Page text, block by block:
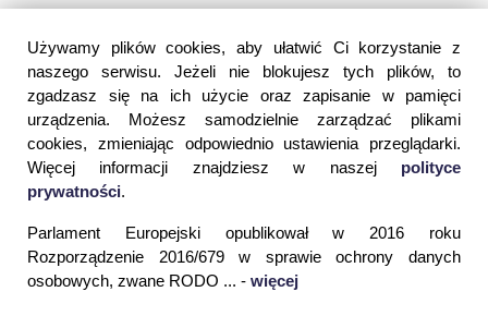
Używamy plików cookies, aby ułatwić Ci korzystanie z
naszego serwisu. Jeżeli nie blokujesz tych plików, to
zgadzasz się na ich użycie oraz zapisanie w pamięci
urządzenia. Możesz samodzielnie zarządzać plikami
cookies, zmieniając odpowiednio ustawienia przeglądarki.
Więcej informacji znajdziesz w naszej polityce
prywatności.
Parlament Europejski opublikował w 2016 roku
Rozporządzenie 2016/679 w sprawie ochrony danych
osobowych, zwane RODO ... - więcej